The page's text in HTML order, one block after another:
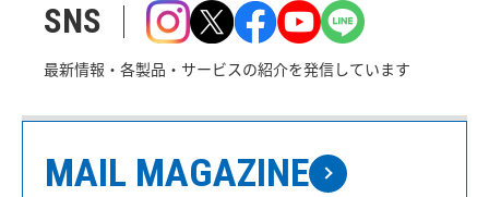
SNS
最新情報・各製品・サービスの紹介を発信しています
MAIL MAGAZINE